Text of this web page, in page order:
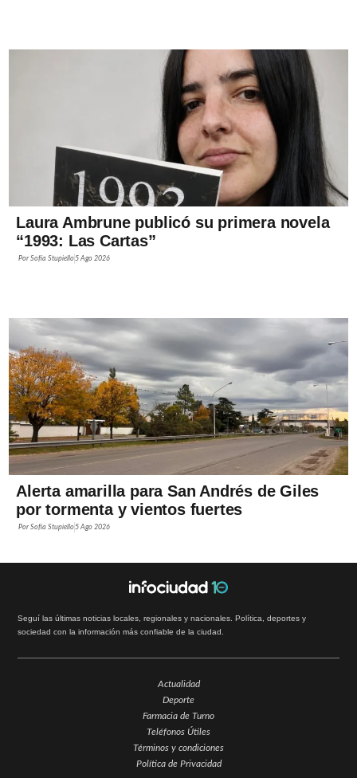
Laura Ambrune publicó su primera novela
“1993: Las Cartas”
PorSofía Stupiello 5 Ago 2026
Alerta amarilla para San Andrés de Giles
por tormenta y vientos fuertes
PorSofía Stupiello 5 Ago 2026
Seguí las últimas noticias locales, regionales y nacionales. Política, deportes y
sociedad con la información más confiable de la ciudad.
Actualidad
Deporte
Farmacia de Turno
Teléfonos Útiles
Términos y condiciones
Política de Privacidad